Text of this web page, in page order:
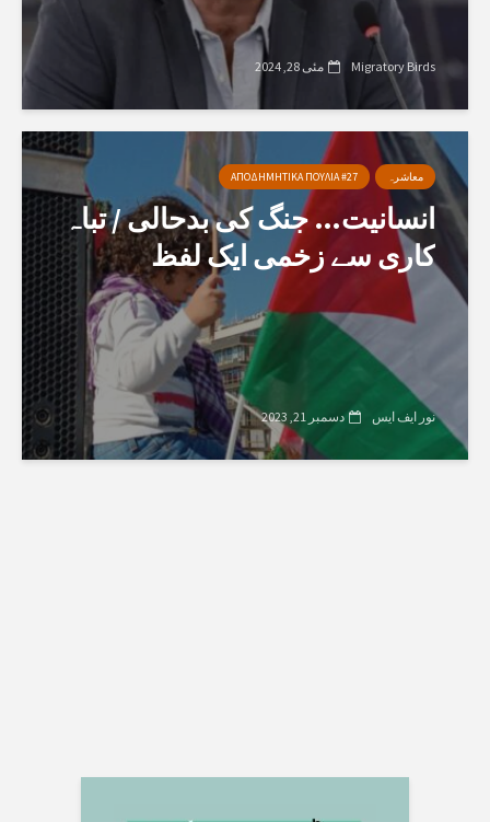
Migratory Birds مئی 28, 2024
معاشرہ ΑΠΟΔΗΜΗΤΙΚΑ ΠΟΥΛΙΑ #27
انسانیت… جنگ کی بدحالی / تباہ
کاری سے زخمی ایک لفظ
نور ایف ایس دسمبر 21, 2023